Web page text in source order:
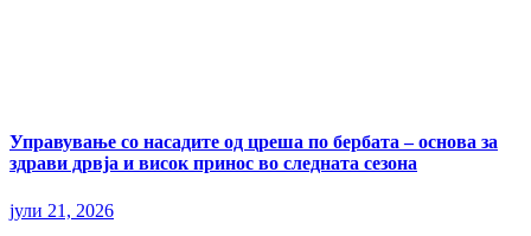
Управување со насадите од цреша по бербата – основа за
здрави дрвја и висок принос во следната сезона
јули 21, 2026